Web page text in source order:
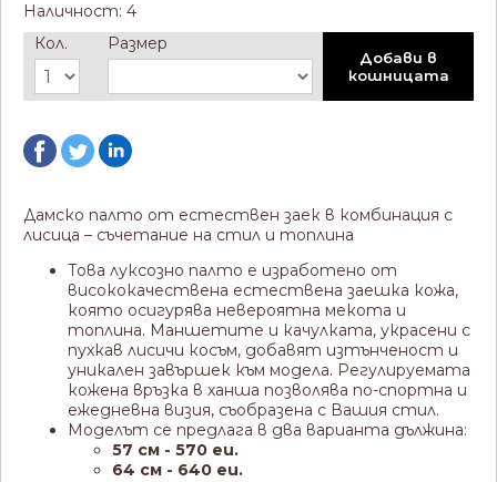
Наличност: 4
Кол.
Размер
Добави в
кошницата
Дамско палто от естествен заек в комбинация с
лисица – съчетание на стил и топлина
Това луксозно палто е изработено от
висококачествена естествена заешка кожа,
която осигурява невероятна мекота и
топлина. Маншетите и качулката, украсени с
пухкав лисичи косъм, добавят изтънченост и
уникален завършек към модела. Регулируемата
кожена връзка в ханша позволява по-спортна и
ежедневна визия, съобразена с Вашия стил.
Моделът се предлага в два варианта дължина:
57 см - 570 eu.
64 см - 640 eu.